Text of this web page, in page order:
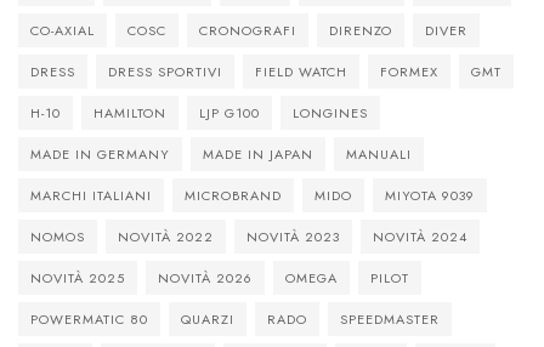
CO-AXIAL COSC CRONOGRAFI DIRENZO DIVER
DRESS DRESS SPORTIVI FIELD WATCH FORMEX GMT
H-10 HAMILTON LJP G100 LONGINES
MADE IN GERMANY MADE IN JAPAN MANUALI
MARCHI ITALIANI MICROBRAND MIDO MIYOTA 9039
NOMOS NOVITÀ 2022 NOVITÀ 2023 NOVITÀ 2024
NOVITÀ 2025 NOVITÀ 2026 OMEGA PILOT
POWERMATIC 80 QUARZI RADO SPEEDMASTER